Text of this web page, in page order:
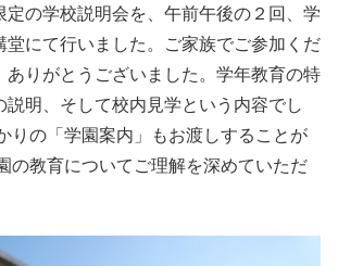
定の学校説明会を、午前午後の２回、学
堂にて行いました。ご家族でご参加くだ
ありがとうございました。学年教育の特
説明、そして校内見学という内容でし
りの「学園案内」もお渡しすることが
の教育についてご理解を深めていただ